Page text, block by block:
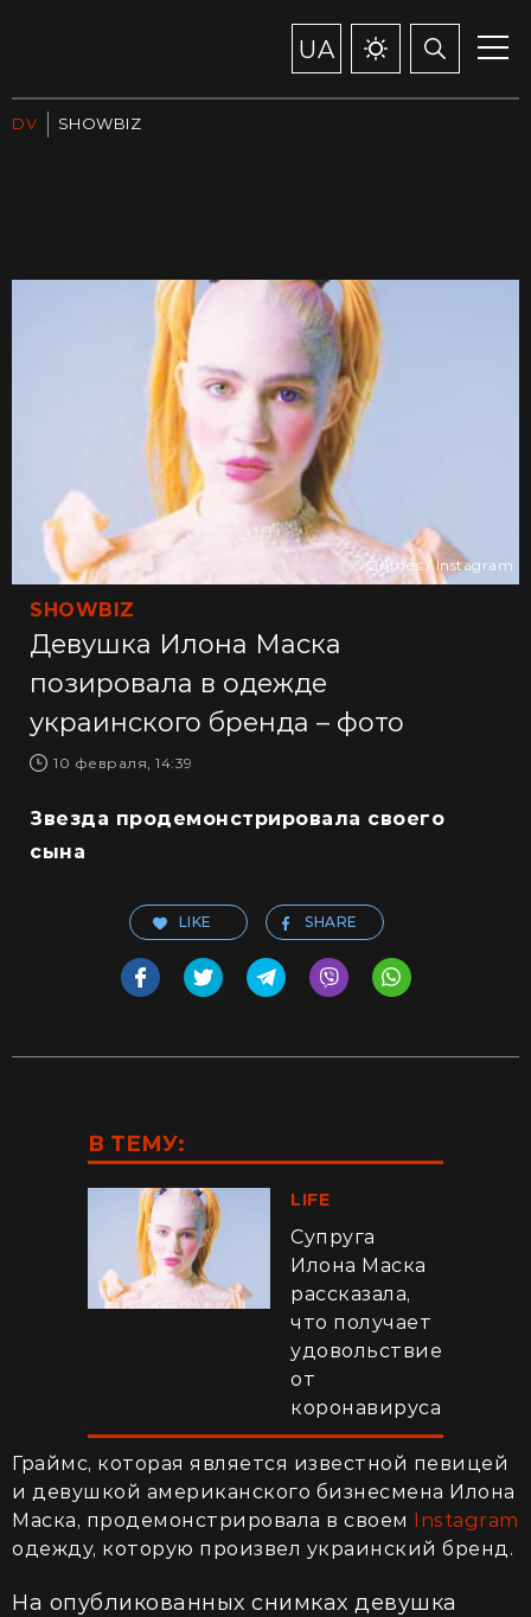
UA
DV SHOWBIZ
SHOWBIZ
Девушка Илона Маска
позировала в одежде
украинского бренда – фото
10 февраля, 14:39
Grimes / Instagram
Звезда продемонстрировала своего
сына
LIKE SHARE
В ТЕМУ:
LIFE
Супруга
Илона Маска
рассказала,
что получает
удовольствие
от
коронавируса
Граймс, которая является известной певицей
и девушкой американского бизнесмена Илона
Маска, продемонстрировала в своем Instagram
одежду, которую произвел украинский бренд.
На опубликованных снимках девушка